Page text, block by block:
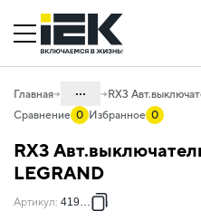
Главная ...
01. Модульное
01.05 Модульное
ДРУГИЕ СЕРИИ
RX3
Сравнение 0 Избранное 0
RX3
LEGRAND
Артикул: 419670